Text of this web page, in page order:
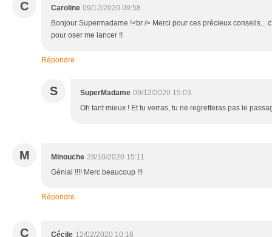
C Caroline 09/12/2020 09:58
Bonjour Supermadame !<br /> Merci pour ces précieux conseils...
pour oser me lancer !!
Répondre
S SuperMadame 09/12/2020 15:03
Oh tant mieux ! Et tu verras, tu ne regretteras pas le
M Minouche 28/10/2020 15:11
Génial !!!! Merc beaucoup !!!
Répondre
C Cécile 12/02/2020 10:16